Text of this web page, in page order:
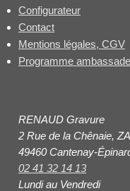
Configurateur
Contact
Mentions légales, CGV
Programme
RENAUD Gravure
2 Rue de la Chênaie,
49460 Cantenay-
02 41 32 14 13
Lundi au Vendredi